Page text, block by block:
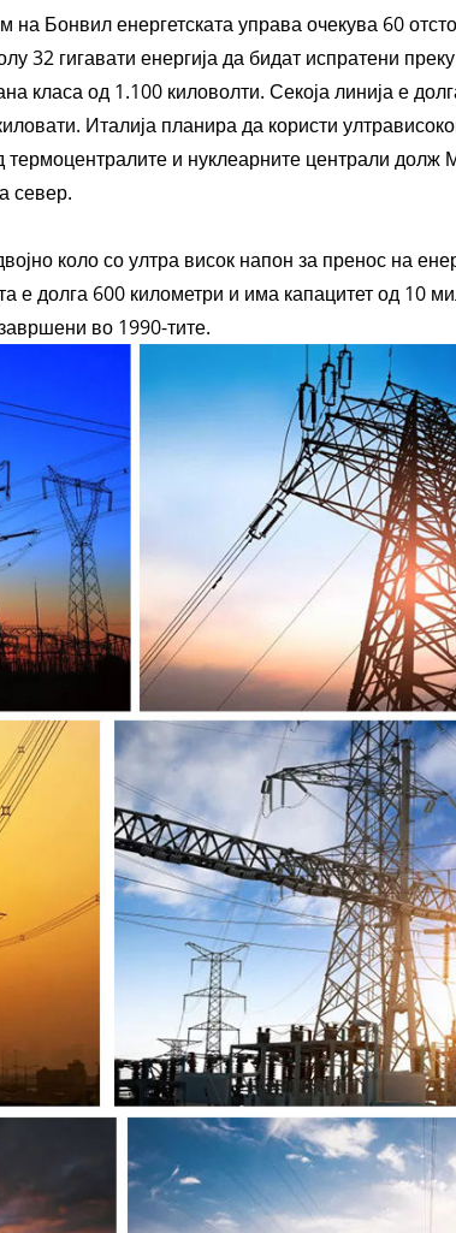
на Бонвил енергетската управа очекува 60
32 гигавати енергија да бидат испратени
класа од 1.100 киловолти. Секоја линија е
Италија планира да користи
термоцентралите и нуклеарните централи долж
север.
коло со ултра висок напон за пренос на
е долга 600 километри и има капацитет од 10
во 1990-тите.